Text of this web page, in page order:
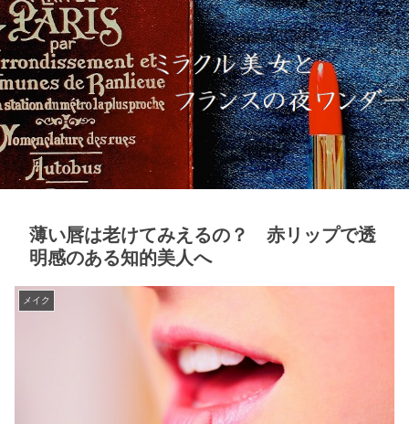
薄い唇は老けてみえるの？ 赤リップで透
明感のある知的美人へ
メイク